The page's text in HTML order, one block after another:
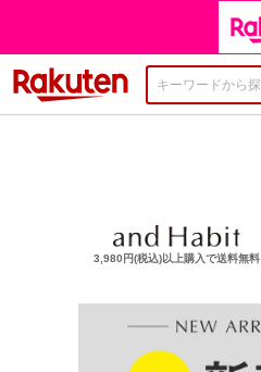
3,980円(税込)以上購入で送料無料